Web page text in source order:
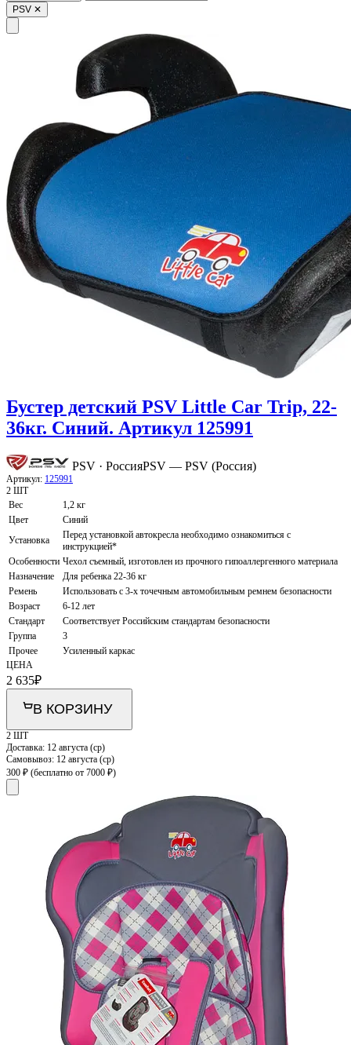
PSV ✕
Бустер детский PSV Little Car Trip, 22-
36кг. Синий. Артикул 125991
PSV · РоссияPSV — PSV (Россия)
Артикул: 125991
2 ШТ
Вес
1,2 кг
Цвет
Синий
Установка
Перед установкой автокресла необходимо ознакомиться с
инструкцией*
Особенности Чехол съемный, изготовлен из прочного гипоаллергенного материала
Назначение
Для ребенка 22-36 кг
Ремень
Использовать с 3-х точечным автомобильным ремнем безопасности
Возраст
6-12 лет
Стандарт
Соответствует Российским стандартам безопасности
Группа
3
Прочее
Усиленный каркас
ЦЕНА
2 635₽
В КОРЗИНУ
2 ШТ
Доставка: 12 августа (ср)
Самовывоз: 12 августа (ср)
300 ₽ (бесплатно от 7000 ₽)